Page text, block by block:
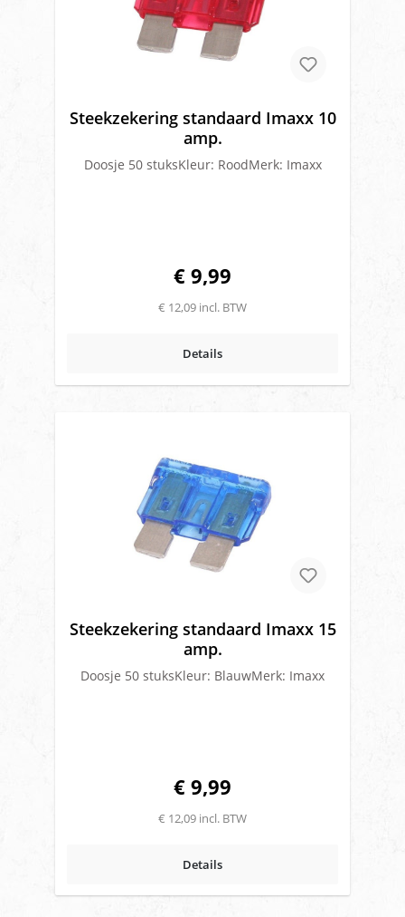
Steekzekering standaard Imaxx 10
amp.
Doosje 50 stuksKleur: RoodMerk: Imaxx
€ 9,99
€ 12,09 incl. BTW
Details
Steekzekering standaard Imaxx 15
amp.
Doosje 50 stuksKleur: BlauwMerk: Imaxx
€ 9,99
€ 12,09 incl. BTW
Details